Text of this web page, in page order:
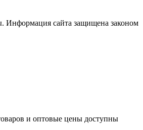
Информация сайта защищена законом
и оптовые цены доступны